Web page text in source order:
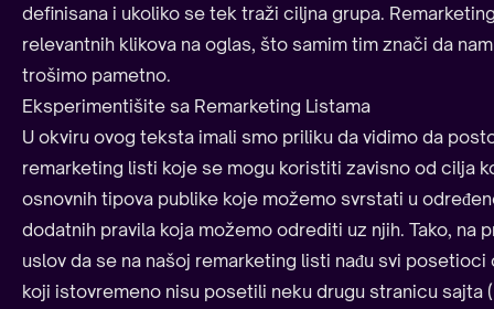
definisana i ukoliko se tek traži ciljna grupa.
relevantnih klikova na oglas, što samim tim znači da
trošimo pametno.
Eksperimentišite sa Remarketing Listama
U okviru ovog teksta imali smo priliku da vidimo da
remarketing listi koje se mogu koristiti zavisno od cilja
osnovnih tipova publike koje možemo svrstati u
dodatnih pravila koja možemo odrediti uz njih. Tako, na
uslov da se na našoj remarketing listi nađu svi posetioci
koji istovremeno nisu posetili neku drugu stranicu sajta